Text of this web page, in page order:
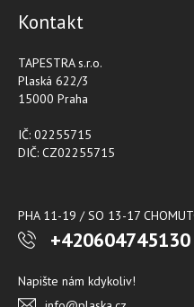
Kontakt
TAPESTRA s.r.o.
Plaská 622/3
15000 Praha
IČ: 02255715
DIČ: CZ02255715
PHA 11-19 / SO 13-17
+420604745130
Napište nám kdykoliv!